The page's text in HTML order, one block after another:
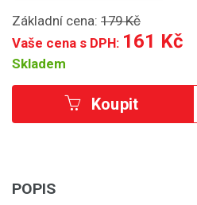
Základní cena: 179 Kč
Vaše cena s DPH: 161 Kč
Skladem
Koupit
POPIS